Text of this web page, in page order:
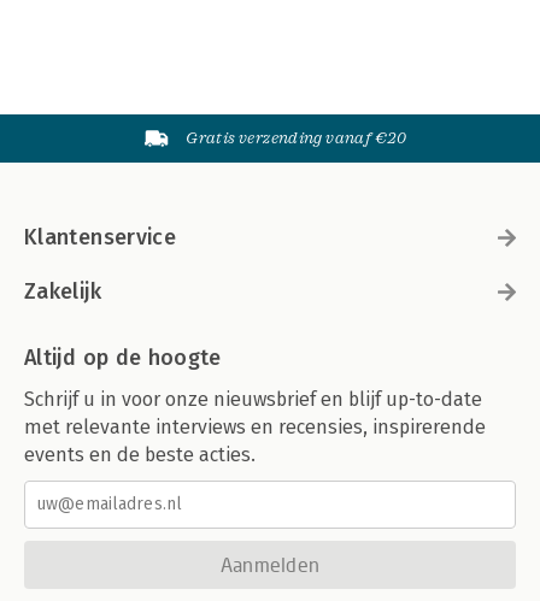
Gratis verzending vanaf €20
Klantenservice
Zakelijk
Altijd op de hoogte
Schrijf u in voor onze nieuwsbrief en blijf up-to-date
met relevante interviews en recensies, inspirerende
events en de beste acties.
Aanmelden